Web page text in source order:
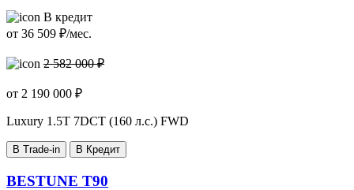
В кредит
от 36 509 ₽/мес.
2 582 000 ₽
от 2 190 000 ₽
Luxury 1.5T 7DCT (160 л.с.) FWD
В Trade-in В Кредит
BESTUNE T90